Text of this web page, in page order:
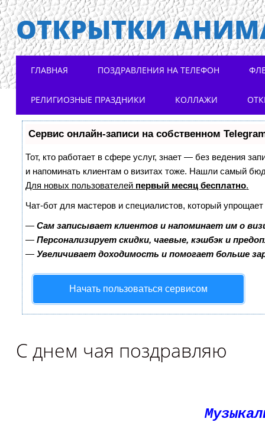
ОТКРЫТКИ
Main menu
ГЛАВНАЯ ПОЗДРАВЛЕНИЯ НА ТЕЛЕФОН
РЕЛИГИОЗНЫЕ ПРАЗДНИКИ КОЛЛАЖИ
Сервис онлайн-записи на собственном
Тот, кто работает в сфере услуг, знает — без ведения
и напоминать клиентам о визитах тоже. Нашли самый
Для новых пользователей первый месяц бесплатно.
Чат-бот для мастеров и специалистов, который
—Сам записывает клиентов и напоминает им о
—Персонализирует скидки, чаевые, кэшбэк и
—Увеличивает доходимость и помогает больше
Начать пользоваться сервисом
С днем чая поздравляю